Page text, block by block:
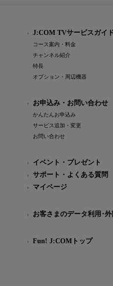
J:COM TVサービスガイ
コース案内・料金
チャンネル紹介
特長
オプション・周辺機器
お申込み・お問い合わせ
かんたんお申込み
サービス追加・変更
お問い合わせ
イベント・プレゼント
サポート・よくある質問
マイページ
お客さまのデータ利用･
Fun! J:COMトップ